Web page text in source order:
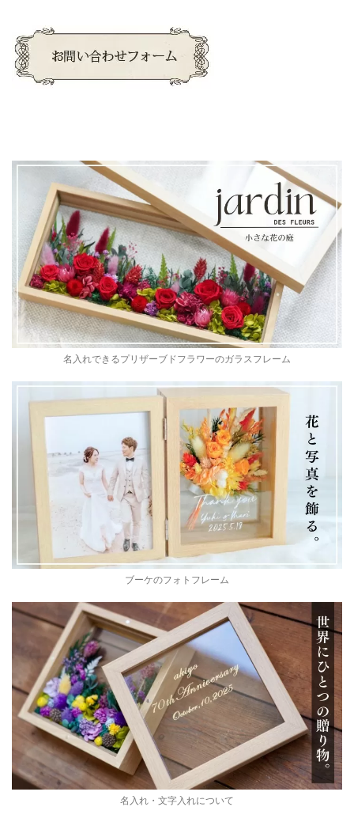
名入れできるプリザーブドフラワーのガラスフレーム
ブーケのフォトフレーム
名入れ・文字入れについて